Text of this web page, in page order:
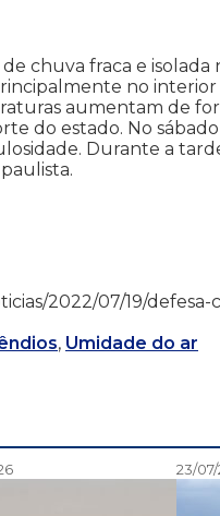
chuva fraca e isolada
no interior
aumentam de
do estado. No
Durante a
2022/07/19/
, Umidade do ar
23/